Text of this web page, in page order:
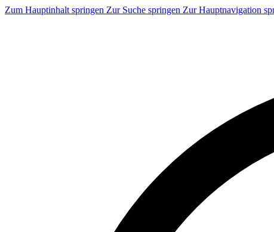
Zum Hauptinhalt springen Zur Suche springen Zur Hauptnavigation